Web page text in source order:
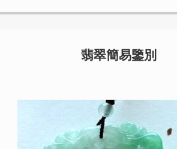
翡翠簡易鑒別